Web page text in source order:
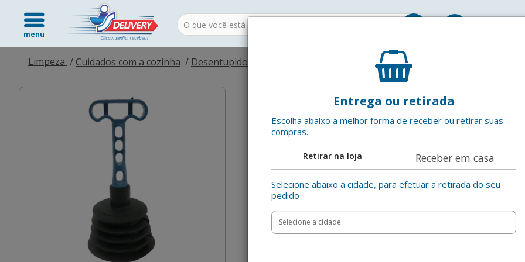
menu
Entrega ou retirada
Escolha abaixo a melhor forma de receber ou retirar suas
compras.
Retirar na loja Receber em casa
Selecione abaixo a cidade, para efetuar a retirada do seu
pedido
Limpeza Cuidados com a cozinha Desentupidores de pia
Desentupidor de Pia Sanches
Add
to
cart
Product
ActionsAdicionar